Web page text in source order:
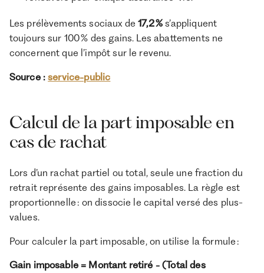
Les prélèvements sociaux de17,2 % s’appliquent
toujours sur 100 % des gains. Les abattements ne
concernent que l’impôt sur le revenu.
Source :service-public
Calcul de la part imposable en
cas de rachat
Lors d’un rachat partiel ou total, seule une fraction du
retrait représente des gains imposables. La règle est
proportionnelle : on dissocie le capital versé des plus-
values.
Pour calculer la part imposable, on utilise la formule :
Gain imposable = Montant retiré - (Total des